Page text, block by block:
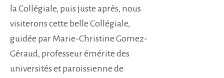
la Collégiale, puis juste après, nous
visiterons cette belle Collégiale,
guidée par Marie-Christine Gomez-
Géraud, professeur émérite des
universités et paroissienne de